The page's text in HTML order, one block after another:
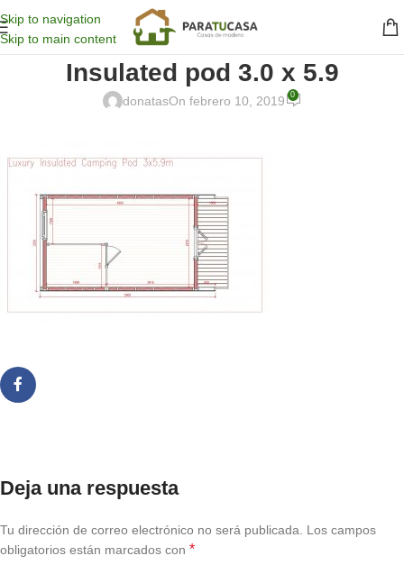
Skip to navigation
Skip to main content
Insulated pod 3.0 x 5.9
donatasOn febrero 10, 2019 0
Deja una respuesta
Tu dirección de correo electrónico no será publicada.
Los campos
obligatorios están marcados con *